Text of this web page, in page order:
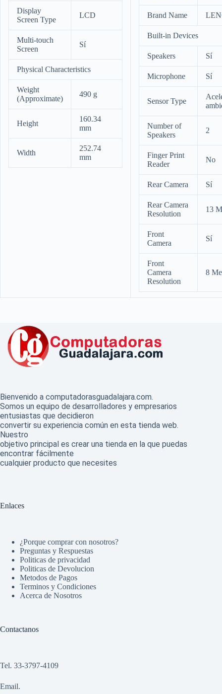
Display
Screen Type
LCD
Multi-touch
Screen
Sí
Physical Characteristics
Weight
(Approximate)
490 g
Height
160.34
mm
Width
252.74
mm
Brand Name
Built-in Devices
Speakers Sí
Microphone Sí
Sensor Type
Number of
Speakers
2
Finger Print
Reader
No
Rear Camera Sí
Rear Camera
Resolution
13
Front
Camera
Sí
Front
Camera
Resolution
8
Bienvenido a computadorasguadalajara.com.
Somos un equipo de desarrolladores y empresarios
entusiastas que decidieron
convertir su experiencia común en esta tienda web.
Nuestro
objetivo principal es crear una tienda en la que puedas
encontrar fácilmente
cualquier producto que necesites
Enlaces
¿Porque comprar con nosotros?
Preguntas y Respuestas
Politicas de privacidad
Politicas de Devolucion
Metodos de Pagos
Terminos y Condiciones
Acerca de Nosotros
Contactanos
Tel. 33-3797-4109
Email.